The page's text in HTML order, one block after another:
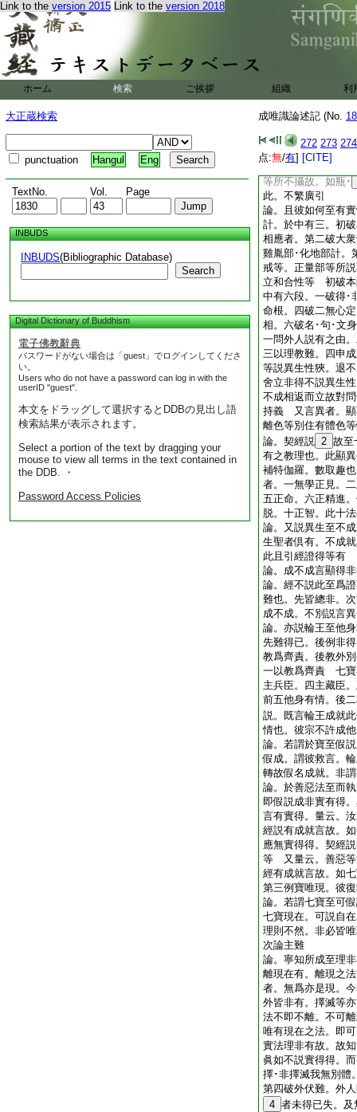
Link to the version 2015 Link to the version 2018
ホーム 検索 ご挨拶 組織 利
大正蔵検索
punctuation Hangul Eng
TextNo. Vol. Page
INBUDS
INBUDS(Bibliographic Database)
Search
Digital Dictionary of Buddhism
電子佛教辭典
パスワードがない場合は「guest」でログインしてくださ
い。
Users who do not have a password can log in with the
userID "guest".
本文をドラッグして選択するとDDBの見出し語
検索結果が表示されます。
Select a portion of the text by dragging your
mouse to view all terms in the text contained in
the DDB. ・
Password Access Policies
成唯識論述記 (No.
272 273 274
点:無/有] [CITE]
故文不説。謂不相
所･及色･無爲所
無者。即龜毛等。
彼一。前言異等。
論。或餘實法至非
此中假法。共許瓶
汝不相應行。定非
法所不攝故。如餘
心等所不攝也。不
量云。汝不相應行
等所不攝故。如瓶･
此。不繁廣引
論。且彼如何至有
計。於中有三。初
相應者。第二破大
雞胤部･化地部計。
戒等。正量部等所
立和合性等 初破本
中有六段。一破得･
命根。四破二無心
相。六破名･句･文
一問外人説有之由
三以理教難。四申
等説異生性狹。退
舍立非得不説異生
不成相返而立故對
持義 又言異者。顯
離色等別住有體色
論。契經説 2 故
有之教理也。此顯
補特伽羅。數取趣
者。一無學正見。
五正命。六正精進
脱。十正智。此十
論。又説異生至不
生聖者倶有。不成
此且引經證得等有
論。成不成言顯得
論。經不説此至爲
難也。先皆總非。
成不成。不別説言
論。亦説輪王至他
先難得已。後例非
教爲齊責。後教外
一以教爲齊責 七寶
主兵臣。四主藏臣
前五他身有情。後
説。既言輪王成就
情也。彼宗不許成
論。若謂於寶至假
假成。謂彼救言。
轉故假名成就。非
論。於善惡法至而
即假説成非實有得
言有實得。量云。
經説有成就言故。
應無實得得。契經
等 又量云。善惡等
經有成就言故。如
第三例寶唯現。彼
論。若謂七寶至可
七寶現在。可説自
理則不然。非必皆
次論主難
論。寧知所成至理
離現在有。離現之
者。無爲亦是現。
外皆非有。擇滅等
法不即不離。不可
唯有現在之法。即
實法理非有故。故
眞如不説實得得。
擇･非擇滅我無別
第四破外伏難。外
4 者未得已失。